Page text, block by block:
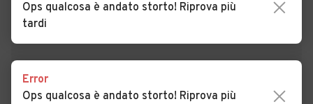
Auto usate Pofi
Auto usate Posta Fibreno Auto usate Ripi
Ops qualcosa è andato storto! Riprova più
tardi
Error
Ops qualcosa è andato storto! Riprova più